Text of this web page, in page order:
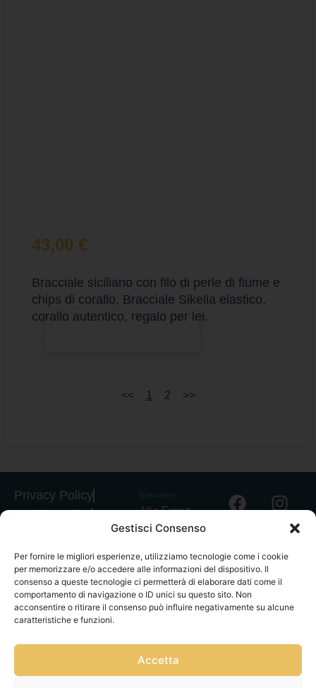
Gestisci Consenso
Per fornire le migliori esperienze, utilizziamo tecnologie come i cookie
per memorizzare e/o accedere alle informazioni del dispositivo. Il
consenso a queste tecnologie ci permetterà di elaborare dati come il
comportamento di navigazione o ID unici su questo sito. Non
acconsentire o ritirare il consenso può influire negativamente su alcune
caratteristiche e funzioni.
Accetta
43,00 €
Bracciale siciliano con filo di perle di fiume e
chips di corallo, Bracciale Sikelia elastico,
corallo autentico, regalo per lei.
<< 1 2 >>
Privacy Policy
Cookie Policy
Spedizioni
Informativa
GPSR
Termini e
Servizio Clienti
consensi
Via Franz
Fischietti, 15
Palermo
+39
3939546162
info@sikeliac
+39
3757750152